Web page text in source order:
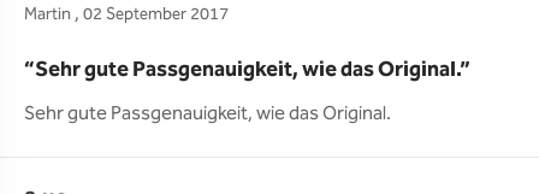
Martin , 02 September 2017
Sehr gute Passgenauigkeit, wie das Original.
Sehr gute Passgenauigkeit, wie das Original.